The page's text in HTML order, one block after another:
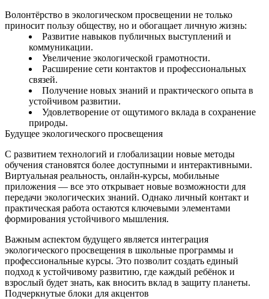
Волонтёрство в экологическом просвещении не только
приносит пользу обществу, но и обогащает личную жизнь:
Развитие навыков публичных выступлений и
коммуникации.
Увеличение экологической грамотности.
Расширение сети контактов и профессиональных
связей.
Получение новых знаний и практического опыта в
устойчивом развитии.
Удовлетворение от ощутимого вклада в сохранение
природы.
Будущее экологического просвещения
С развитием технологий и глобализации новые методы
обучения становятся более доступными и интерактивными.
Виртуальная реальность, онлайн‑курсы, мобильные
приложения — все это открывает новые возможности для
передачи экологических знаний. Однако личный контакт и
практическая работа остаются ключевыми элементами
формирования устойчивого мышления.
Важным аспектом будущего является интеграция
экологического просвещения в школьные программы и
профессиональные курсы. Это позволит создать единый
подход к устойчивому развитию, где каждый ребёнок и
взрослый будет знать, как вносить вклад в защиту планеты.
Подчеркнутые блоки для акцентов